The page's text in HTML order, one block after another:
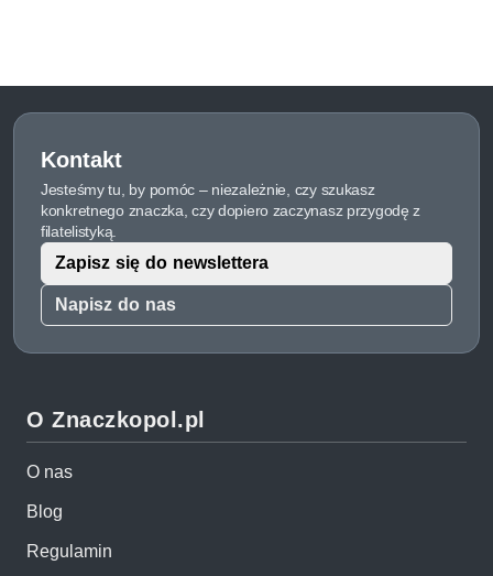
Kontakt
Jesteśmy tu, by pomóc – niezależnie, czy szukasz
konkretnego znaczka, czy dopiero zaczynasz przygodę z
filatelistyką.
Napisz do nas
Zapisz się do newslettera
O Znaczkopol.pl
O nas
Blog
Regulamin